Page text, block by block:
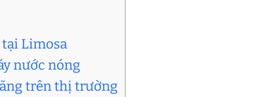
Limosa
nước nóng
trên thị trường